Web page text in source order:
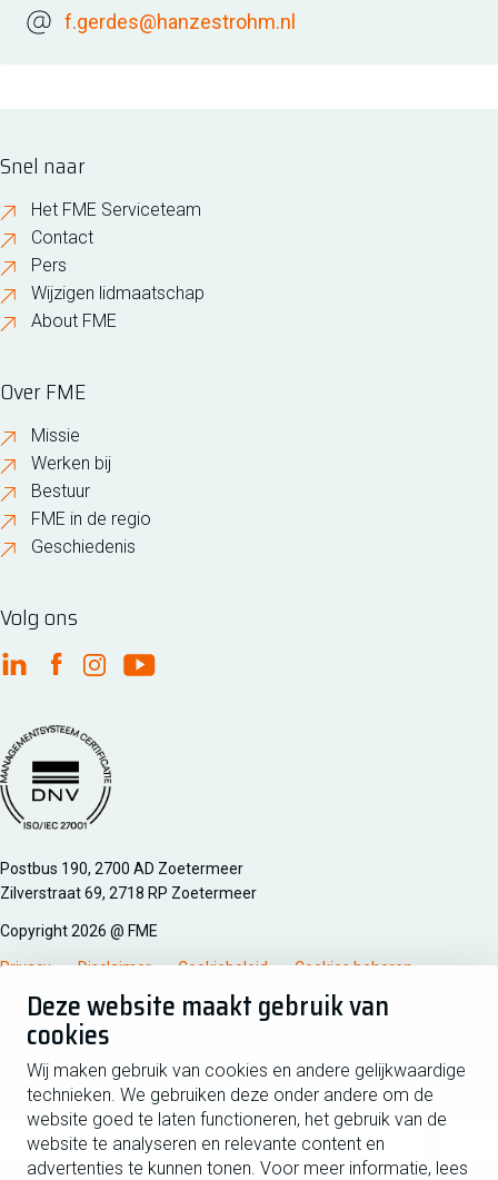
Deze website maakt gebruik van
cookies
Wij maken gebruik van cookies en andere gelijkwaardige
technieken. We gebruiken deze onder andere om de
website goed te laten functioneren, het gebruik van de
website te analyseren en relevante content en
advertenties te kunnen tonen. Voor meer informatie, lees
f.gerdes@hanzestrohm.nl
Snel naar
Het FME Serviceteam
Contact
Pers
Wijzigen lidmaatschap
About FME
Over FME
Missie
Werken bij
Bestuur
FME in de regio
Geschiedenis
Volg ons
FME Linkedin
FME Facebook
FME Instagram
FME Youtube
Managementsyteem certificatie DNV iso/iec 27001
Postbus 190, 2700 AD Zoetermeer
Zilverstraat 69, 2718 RP Zoetermeer
Copyright 2026 @ FME
Privacy Disclaimer Cookiebeleid Cookies beheren
Schrijf je in voor de nieuwsbrief
Voornaam